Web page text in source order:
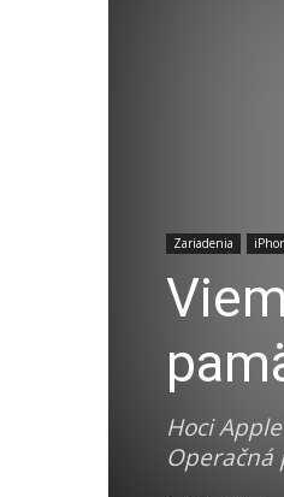
Zariadenia
Hoci
Operačná